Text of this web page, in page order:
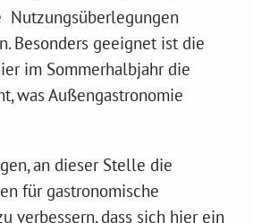
Nutzungsüberlegungen
Besonders geeignet ist die
im Sommerhalbjahr die
was Außengastronomie
an dieser Stelle die
für gastronomische
verbessern, dass sich hier ein